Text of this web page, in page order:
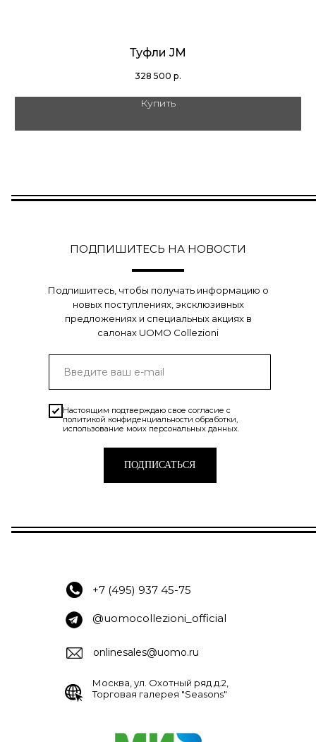
Туфли JM
328 500 р.
Купить
Настоящим подтверждаю свое согласие с
политикой конфиденциальности обработки,
использование моих персональных данных.
ПОДПИСАТЬСЯ
ПОДПИШИТЕСЬ НА НОВОСТИ
Подпишитесь, чтобы получать информацию о
новых поступлениях, эксклюзивных
предложениях и специальных акциях в
салонах UOMO Collezioni
@uomocollezioni_official
+7 (495) 937 45-75
onlinesales@uomo.ru
Москва, ул. Охотный ряд д.2,
Торговая галерея "Seasons"